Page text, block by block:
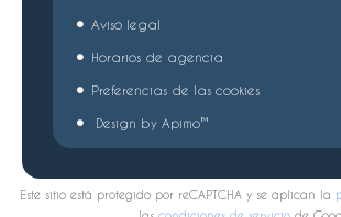
Aviso legal
Horarios de agencia
Preferencias de las cookies
Design by Apimo™
Este sitio está protegido por reCAPTCHA y se aplican la